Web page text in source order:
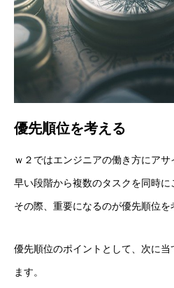
優先順位を考える
ｗ２ではエンジニアの働き方にアサ
早い段階から複数のタスクを同時に
その際、重要になるのが優先順位を
優先順位のポイントとして、次に
ます。